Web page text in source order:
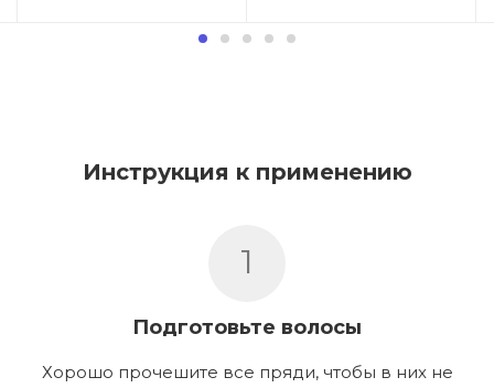
Инструкция к применению
1
Подготовьте волосы
Хорошо прочешите все пряди, чтобы в них не